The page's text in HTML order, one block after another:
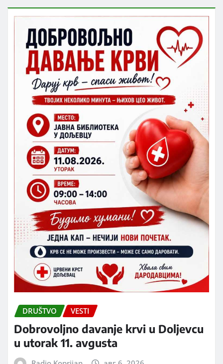
DRUŠTVO VESTI
Dobrovoljno davanje krvi u Doljevcu
u utorak 11. avgusta